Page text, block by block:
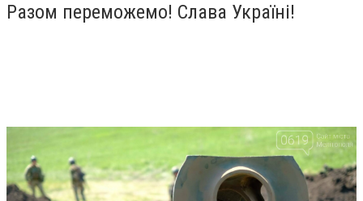
Разом переможемо! Слава Україні!